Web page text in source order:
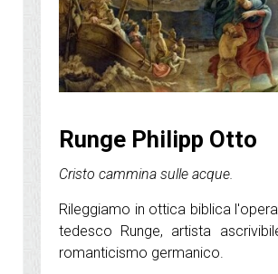
Runge Philipp Otto
Cristo cammina sulle acque.
Rileggiamo in ottica biblica
tedesco Runge, artista
romanticismo germanico.